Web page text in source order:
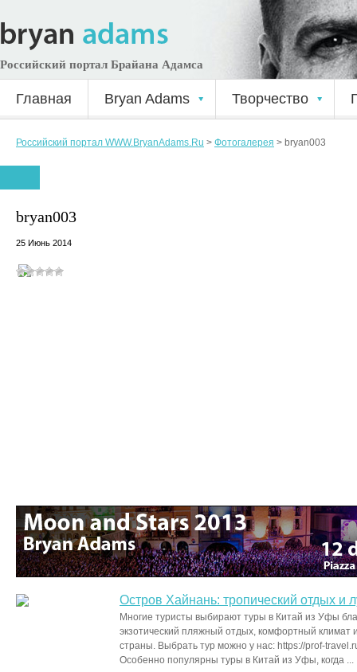
Российский портал Брайана Адамса
Главная Bryan Adams Творчество
Российский портал WWW.BryanAdams.Ru > Фотогалерея > bryan003
bryan003
25 Июнь 2014
Остров Хайнань: тропический отдых и
Многие туристы выбирают туры в Китай из Уфы
экзотический пляжный отдых, комфортный климат
страны. Выбрать тур можно у нас: https://prof-
Особенно популярны туры в Китай из Уфы, когда ...